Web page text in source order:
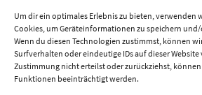
Um dir ein optimales Erlebnis zu bieten, verwenden
Cookies, um Geräteinformationen zu speichern
Wenn du diesen Technologien zustimmst, können
Surfverhalten oder eindeutige IDs auf dieser
Zustimmung nicht erteilst oder zurückziehst,
Funktionen beeinträchtigt werden.